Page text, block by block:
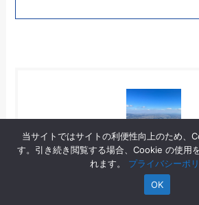
編集者1
究太郎 - キャリアクラス編集部
当サイトではサイトの利便性向上のため、
す。引き続き閲覧する場合、Cookie の使用
れます。 プライバシーポ
OK